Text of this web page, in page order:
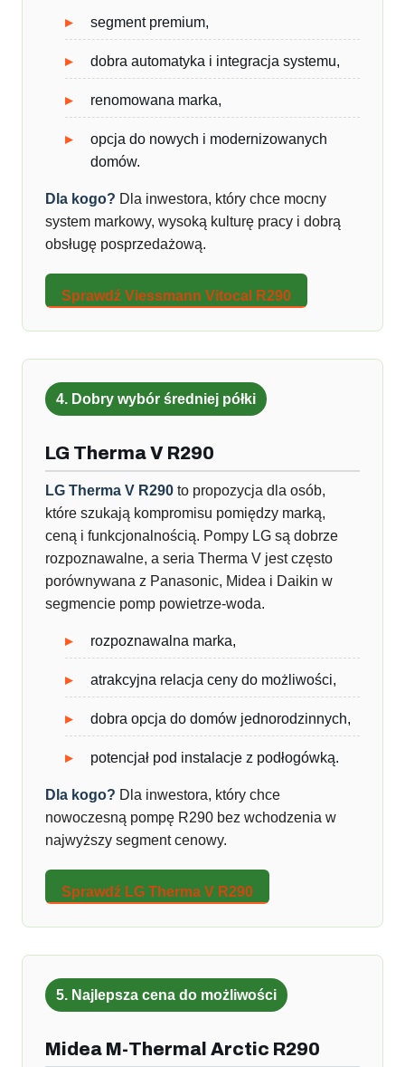
segment premium,
dobra automatyka i integracja systemu,
renomowana marka,
opcja do nowych i modernizowanych
domów.
Dla kogo? Dla inwestora, który chce mocny
system markowy, wysoką kulturę pracy i dobrą
obsługę posprzedażową.
Sprawdź Viessmann Vitocal R290
4. Dobry wybór średniej półki
LG Therma V R290
LG Therma V R290 to propozycja dla osób,
które szukają kompromisu pomiędzy marką,
ceną i funkcjonalnością. Pompy LG są dobrze
rozpoznawalne, a seria Therma V jest często
porównywana z Panasonic, Midea i Daikin w
segmencie pomp powietrze-woda.
rozpoznawalna marka,
atrakcyjna relacja ceny do możliwości,
dobra opcja do domów jednorodzinnych,
potencjał pod instalacje z podłogówką.
Dla kogo? Dla inwestora, który chce
nowoczesną pompę R290 bez wchodzenia w
najwyższy segment cenowy.
Sprawdź LG Therma V R290
5. Najlepsza cena do możliwości
Midea M-Thermal Arctic R290